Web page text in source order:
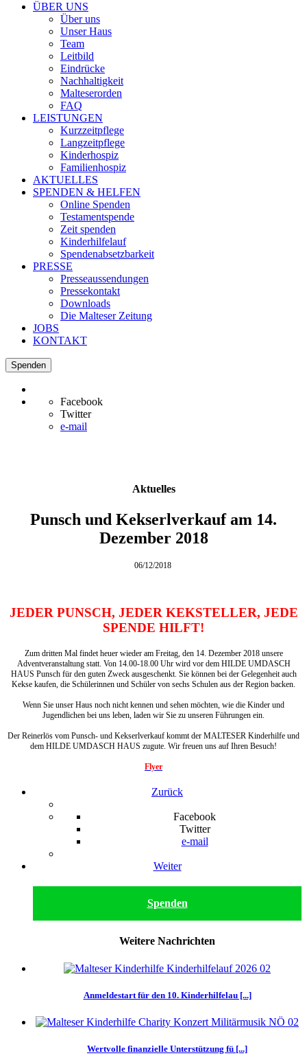
ÜBER UNS
Über uns
Unser Haus
Team
Leitbild
Eindrücke
Nachhaltigkeit
Malteserorden
FAQ
LEISTUNGEN
Kurzzeitpflege
Langzeitpflege
Kinderhospiz
Familienhospiz
AKTUELLES
SPENDEN & HELFEN
Online Spenden
Testamentspende
Zeit spenden
Kinderhilfelauf
Spendenabsetzbarkeit
PRESSE
Presseaussendungen
Pressekontakt
Downloads
Die Malteser Zeitung
JOBS
KONTAKT
Spenden
Facebook
Twitter
e-mail
Aktuelles
Punsch und Kekserlverkauf am 14.
Dezember 2018
06/12/2018
JEDER PUNSCH, JEDER KEKSTELLER, JEDE
SPENDE HILFT!
Zum dritten Mal findet heuer wieder am Freitag, den 14. Dezember 2018 unsere
Adventveranstaltung statt. Von 14.00-18.00 Uhr wird vor dem HILDE UMDASCH
HAUS Punsch für den guten Zweck ausgeschenkt. Sie können bei der Gelegenheit auch
Kekse kaufen, die Schülerinnen und Schüler von sechs Schulen aus der Region backen.
Wenn Sie unser Haus noch nicht kennen und sehen möchten, wie die Kinder und
Jugendlichen bei uns leben, laden wir Sie zu unseren Führungen ein.
Der Reinerlös vom Punsch- und Kekserlverkauf kommt der MALTESER Kinderhilfe und
dem HILDE UMDASCH HAUS zugute. Wir freuen uns auf Ihren Besuch!
Flyer
Zurück
Facebook
Twitter
e-mail
Weiter
Spenden
Weitere Nachrichten
Anmeldestart für den 10. Kinderhilfelau [...]
Wertvolle finanzielle Unterstützung fü [...]